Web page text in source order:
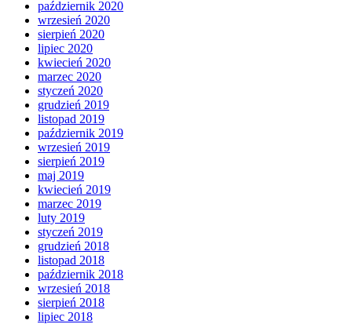
październik 2020
wrzesień 2020
sierpień 2020
lipiec 2020
kwiecień 2020
marzec 2020
styczeń 2020
grudzień 2019
listopad 2019
październik 2019
wrzesień 2019
sierpień 2019
maj 2019
kwiecień 2019
marzec 2019
luty 2019
styczeń 2019
grudzień 2018
listopad 2018
październik 2018
wrzesień 2018
sierpień 2018
lipiec 2018